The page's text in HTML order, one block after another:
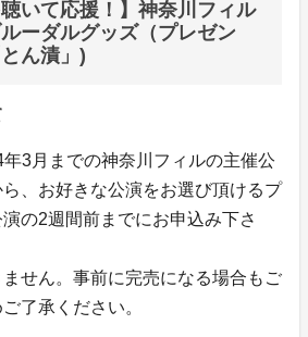
聴いて応援！】神奈川フィル
ーダルグッズ（プレゼン
ん漬」)
3月までの神奈川フィルの主催公
、お好きな公演をお選び頂けるプ
の2週間前までにお申込み下さ
せん。事前に完売になる場合もご
了承ください。